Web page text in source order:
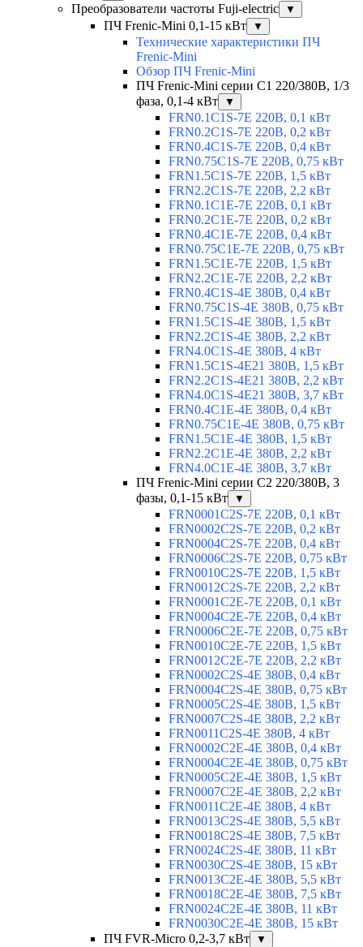
Преобразователи частоты Fuji-electric ▼
ПЧ Frenic-Mini 0,1-15 кВт ▼
Технические характеристики ПЧ
Frenic-Mini
Обзор ПЧ Frenic-Mini
ПЧ Frenic-Mini серии C1 220/380В, 1/3
фаза, 0,1-4 кВт
▼
FRN0.1C1S-7E 220В, 0,1 кВт
FRN0.2C1S-7E 220В, 0,2 кВт
FRN0.4C1S-7E 220В, 0,4 кВт
FRN0.75C1S-7E 220В, 0,75 кВт
FRN1.5C1S-7E 220В, 1,5 кВт
FRN2.2C1S-7E 220В, 2,2 кВт
FRN0.1C1E-7E 220В, 0,1 кВт
FRN0.2C1E-7E 220В, 0,2 кВт
FRN0.4C1E-7E 220В, 0,4 кВт
FRN0.75C1E-7E 220В, 0,75 кВт
FRN1.5C1E-7E 220В, 1,5 кВт
FRN2.2C1E-7E 220В, 2,2 кВт
FRN0.4C1S-4E 380В, 0,4 кВт
FRN0.75C1S-4E 380В, 0,75 кВт
FRN1.5C1S-4E 380В, 1,5 кВт
FRN2.2C1S-4E 380В, 2,2 кВт
FRN4.0C1S-4E 380В, 4 кВт
FRN1.5C1S-4E21 380В, 1,5 кВт
FRN2.2C1S-4E21 380В, 2,2 кВт
FRN4.0C1S-4E21 380В, 3,7 кВт
FRN0.4C1E-4E 380В, 0,4 кВт
FRN0.75C1E-4E 380В, 0,75 кВт
FRN1.5C1E-4E 380В, 1,5 кВт
FRN2.2C1E-4E 380В, 2,2 кВт
FRN4.0C1E-4E 380В, 3,7 кВт
ПЧ Frenic-Mini серии С2 220/380В, 3
фазы, 0,1-15 кВт
▼
FRN0001C2S-7E 220В, 0,1 кВт
FRN0002C2S-7E 220В, 0,2 кВт
FRN0004C2S-7E 220В, 0,4 кВт
FRN0006C2S-7E 220В, 0,75 кВт
FRN0010C2S-7E 220В, 1,5 кВт
FRN0012C2S-7E 220В, 2,2 кВт
FRN0001C2E-7E 220В, 0,1 кВт
FRN0004C2E-7E 220В, 0,4 кВт
FRN0006C2E-7E 220В, 0,75 кВт
FRN0010C2E-7E 220В, 1,5 кВт
FRN0012C2E-7E 220В, 2,2 кВт
FRN0002C2S-4E 380В, 0,4 кВт
FRN0004C2S-4E 380В, 0,75 кВт
FRN0005C2S-4E 380В, 1,5 кВт
FRN0007C2S-4E 380В, 2,2 кВт
FRN0011C2S-4E 380В, 4 кВт
FRN0002C2E-4E 380В, 0,4 кВт
FRN0004C2E-4E 380В, 0,75 кВт
FRN0005C2E-4E 380В, 1,5 кВт
FRN0007C2E-4E 380В, 2,2 кВт
FRN0011C2E-4E 380В, 4 кВт
FRN0013C2S-4E 380В, 5,5 кВт
FRN0018C2S-4E 380В, 7,5 кВт
FRN0024C2S-4E 380В, 11 кВт
FRN0030C2S-4E 380В, 15 кВт
FRN0013C2E-4E 380В, 5,5 кВт
FRN0018C2E-4E 380В, 7,5 кВт
FRN0024C2E-4E 380В, 11 кВт
FRN0030C2E-4E 380В, 15 кВт
ПЧ FVR-Micro 0,2-3,7 кВт
▼